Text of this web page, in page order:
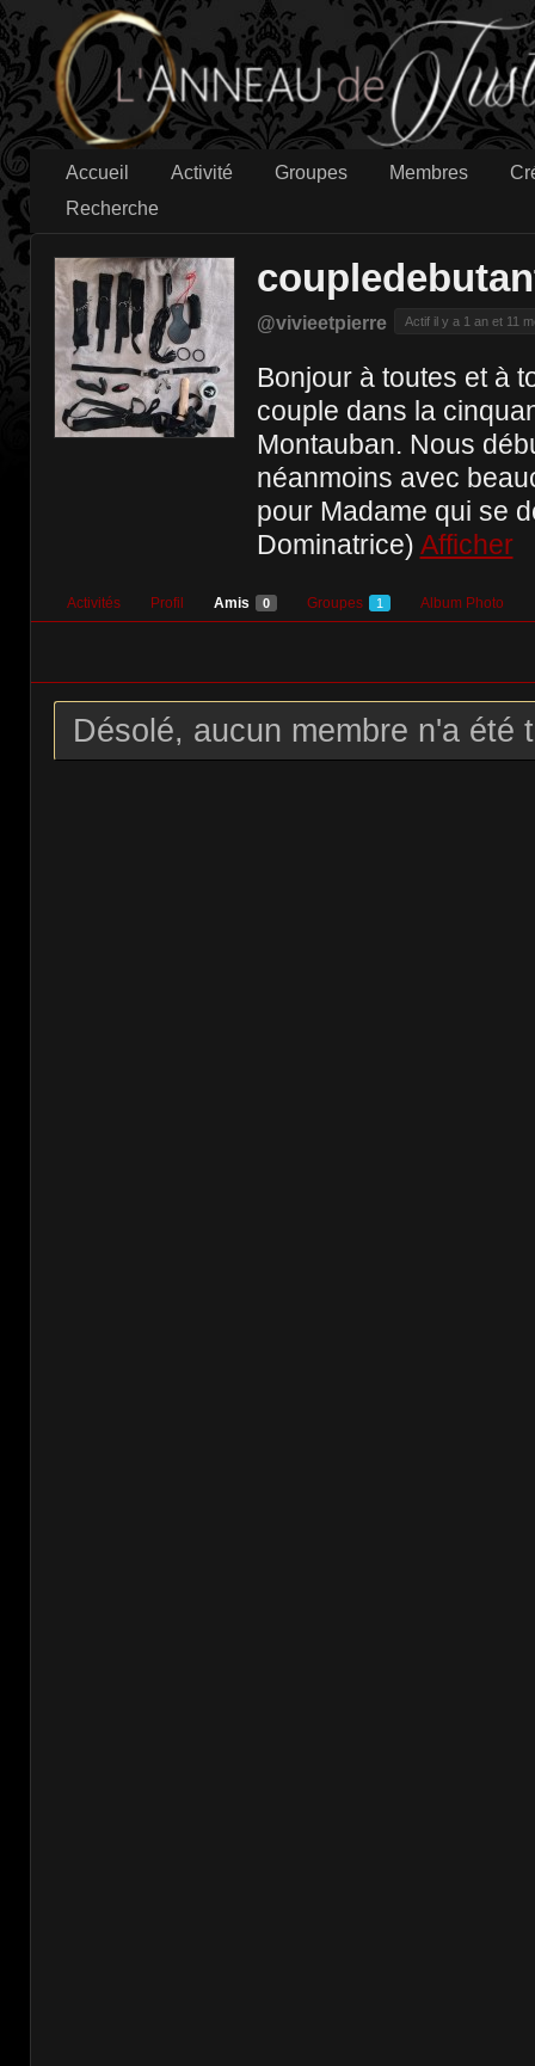
Accueil Activité Groupes Membres
Recherche
@vivieetpierre Actif il y a 1 an et 11
Bonjour à toutes et à
couple dans la
Montauban. Nous
néanmoins avec
pour Madame qui se
Dominatrice) Afficher
Activités Profil Amis 0 Groupes 1 Album Photo
Désolé, aucun membre n'a été